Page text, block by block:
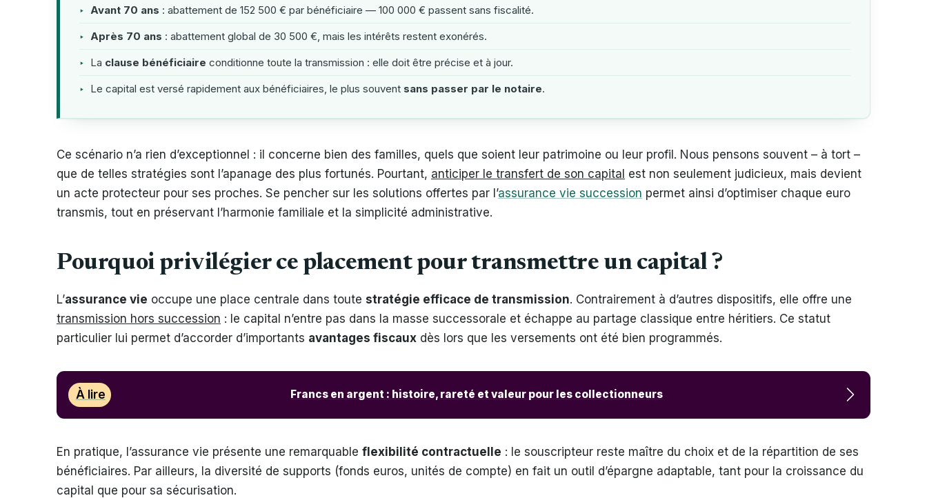
‣ Avant 70 ans : abattement de 152 500 € par bénéficiaire — 100 000 € passent sans fiscalité.
‣ Après 70 ans : abattement global de 30 500 €, mais les intérêts restent exonérés.
‣ La clause bénéficiaire conditionne toute la transmission : elle doit être précise et à jour.
‣ Le capital est versé rapidement aux bénéficiaires, le plus souvent sans passer par le notaire.
Ce scénario n’a rien d’exceptionnel : il concerne bien des familles, quels que soient leur patrimoine ou leur profil. Nous pensons souvent – à tort –
que de telles stratégies sont l’apanage des plus fortunés. Pourtant, anticiper le transfert de son capital est non seulement judicieux, mais devient
un acte protecteur pour ses proches. Se pencher sur les solutions offertes par l’assurance vie succession permet ainsi d’optimiser chaque euro
transmis, tout en préservant l’harmonie familiale et la simplicité administrative.
Pourquoi privilégier ce placement pour transmettre un capital ?
L’assurance vie occupe une place centrale dans toute stratégie efficace de transmission. Contrairement à d’autres dispositifs, elle offre une
transmission hors succession : le capital n’entre pas dans la masse successorale et échappe au partage classique entre héritiers. Ce statut
particulier lui permet d’accorder d’importants avantages fiscaux dès lors que les versements ont été bien programmés.
À lire Francs en argent : histoire, rareté et valeur pour les collectionneurs
En pratique, l’assurance vie présente une remarquable flexibilité contractuelle : le souscripteur reste maître du choix et de la répartition de ses
bénéficiaires. Par ailleurs, la diversité de supports (fonds euros, unités de compte) en fait un outil d’épargne adaptable, tant pour la croissance du
capital que pour sa sécurisation.